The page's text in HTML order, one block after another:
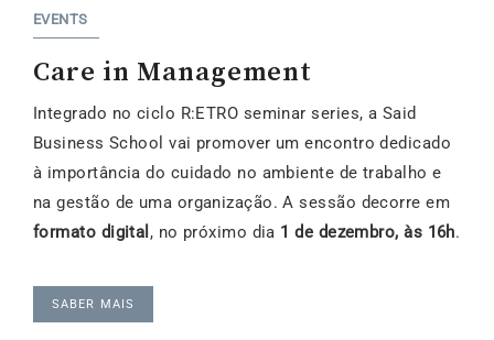
EVENTS
Care in Management
Integrado no ciclo R:ETRO seminar series, a Said
Business School vai promover um encontro dedicado
à importância do cuidado no ambiente de trabalho e
na gestão de uma organização. A sessão decorre em
formato digital , no próximo dia 1 de dezembro, às 16h.
SABER MAIS